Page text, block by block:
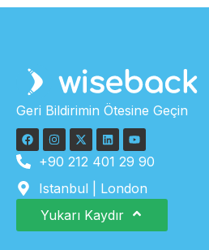
Geri Bildirimin Ötesine Geçin
+90 212 401 29 90
Istanbul | London
Yukarı Kaydır